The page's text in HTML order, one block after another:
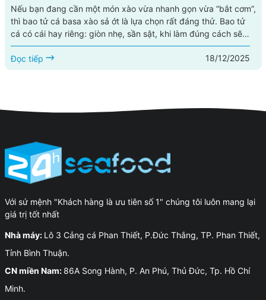
Nếu bạn đang cần một món xào vừa nhanh gọn vừa “bắt cơm”,
thì bao tử cá basa xào sả ớt là lựa chọn rất đáng thử. Bao tử
cá có cái hay riêng: giòn nhẹ, sần sật, khi làm đúng cách sẽ
sạch mùi, thấm vị, ăn hoài không ngán. Kết hợp với sả băm
thơm nồng và ớt cay the, món này lên đĩa là mùi thơm bốc lên
đã thấy đói. Bài viết này hướng dẫn bạn cách...
Đọc tiếp 18/12/2025
Với sứ mệnh "Khách hàng là ưu tiên số 1" chúng tôi luôn mang lại
giá trị tốt nhất
Nhà máy: Lô 3 Cảng cá Phan Thiết, P.Đức Thắng, TP. Phan Thiết,
Tỉnh Bình Thuận.
CN miền Nam: 86A Song Hành, P. An Phú, Thủ Đức, Tp. Hồ Chí
Minh.